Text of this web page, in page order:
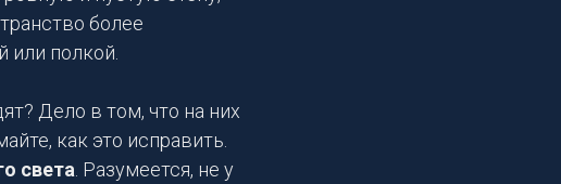
более
или полкой.
Дело в том, что на них
как это исправить.
света . Разумеется, не у